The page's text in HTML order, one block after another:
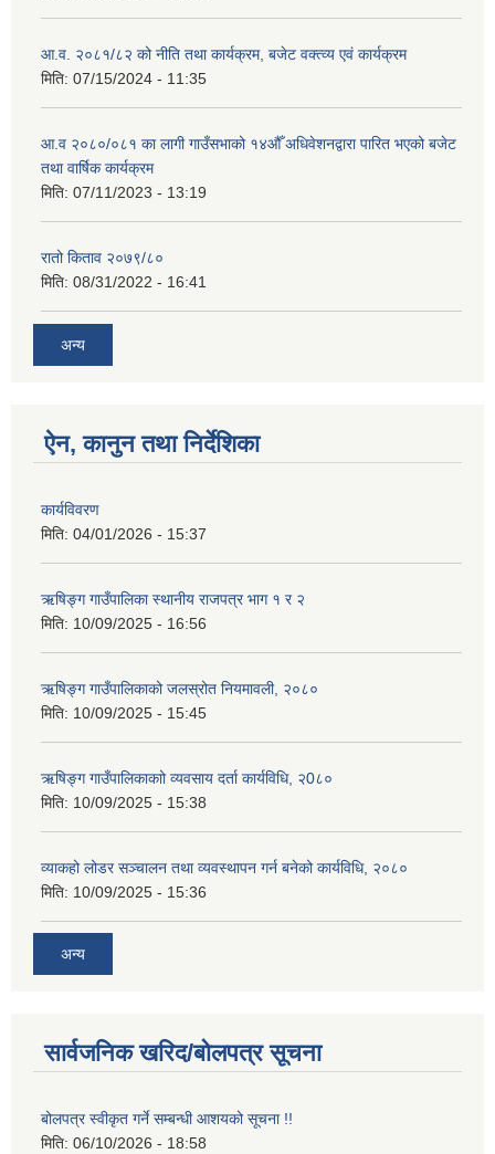
आ.व. २०८१/८२ को नीति तथा कार्यक्रम, बजेट वक्त्व्य एवं कार्यक्रम
मिति: 07/15/2024 - 11:35
आ.व २०८०/०८१ का लागी गाउँसभाको १४औँ अधिवेशनद्वारा पारित भएको बजेट
तथा वार्षिक कार्यक्रम
मिति: 07/11/2023 - 13:19
रातो किताव २०७९/८०
मिति: 08/31/2022 - 16:41
अन्य
ऐन, कानुन तथा निर्देशिका
कार्यविवरण
मिति: 04/01/2026 - 15:37
ऋषिङ्ग गाउँपालिका स्थानीय राजपत्र भाग १ र २
मिति: 10/09/2025 - 16:56
ऋषिङ्ग गाउँपालिकाको जलस्रोत नियमावली, २०८०
मिति: 10/09/2025 - 15:45
ऋषिङ्ग गाउँपालिकाकाो व्यवसाय दर्ता कार्यविधि, २0८०
मिति: 10/09/2025 - 15:38
व्याकहो लोडर सञ्चालन तथा व्यवस्थापन गर्न बनेको कार्यविधि, २०८०
मिति: 10/09/2025 - 15:36
अन्य
सार्वजनिक खरिद/बोलपत्र सूचना
बोलपत्र स्वीकृत गर्ने सम्बन्धी आशयको सूचना !!
मिति: 06/10/2026 - 18:58